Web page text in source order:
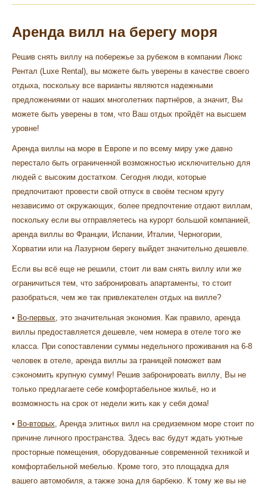
Аренда вилл на берегу моря
Решив снять виллу на побережье за рубежом в компании Люкс
Рентал (Luxe Rental), вы можете быть уверены в качестве своего
отдыха, поскольку все варианты являются надежными
предложениями от наших многолетних партнёров, а значит, Вы
можете быть уверены в том, что Ваш отдых пройдёт на высшем
уровне!
Аренда виллы на море в Европе и по всему миру уже давно
перестало быть ограниченной возможностью исключительно для
людей с высоким достатком. Сегодня люди, которые
предпочитают провести свой отпуск в своём тесном кругу
независимо от окружающих, более предпочтение отдают виллам,
поскольку если вы отправляетесь на курорт большой компанией,
аренда виллы во Франции, Испании, Италии, Черногории,
Хорватии или на Лазурном берегу выйдет значительно дешевле.
Если вы всё еще не решили, стоит ли вам снять виллу или же
ограничиться тем, что забронировать апартаменты, то стоит
разобраться, чем же так привлекателен отдых на вилле?
• Во-первых, это значительная экономия. Как правило, аренда
виллы предоставляется дешевле, чем номера в отеле того же
класса. При сопоставлении суммы недельного проживания на 6-8
человек в отеле, аренда виллы за границей поможет вам
сэкономить крупную сумму! Решив забронировать виллу, Вы не
только предлагаете себе комфортабельное жильё, но и
возможность на срок от недели жить как у себя дома!
• Во-вторых, Аренда элитных вилл на средиземном море стоит по
причине личного пространства. Здесь вас будут ждать уютные
просторные помещения, оборудованные современной техникой и
комфортабельной мебелью. Кроме того, это площадка для
вашего автомобиля, а также зона для барбекю. К тому же вы не